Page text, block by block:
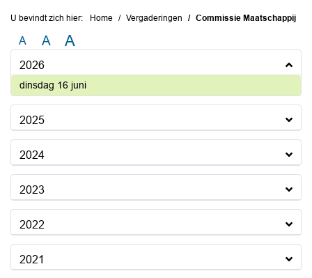
U bevindt zich hier: Home Vergaderingen Commissie Maatschappij
A A A
2026
dinsdag 16 juni2026
2025
2024
2023
2022
2021